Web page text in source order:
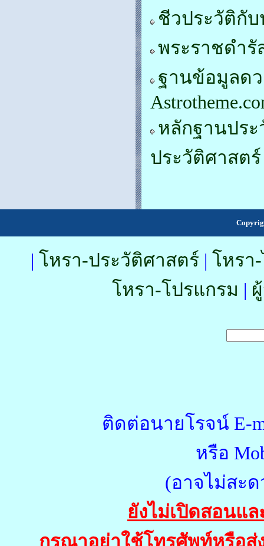
ชีวประวัติกั
พระราชดำรั
ฐานข้อมูลด
หลักฐานประ
ประวัติศาสตร์
| โหรา-ประวัติศาสตร์ | โหรา
โหรา-โปรแกรม |
ติดต่อนายโรจน์ E-
หรือ
(อาจไม่สะด
ยังไม่เปิดสอนแ
กรุณาอย่าใช้โทรศัพท์หรือส่